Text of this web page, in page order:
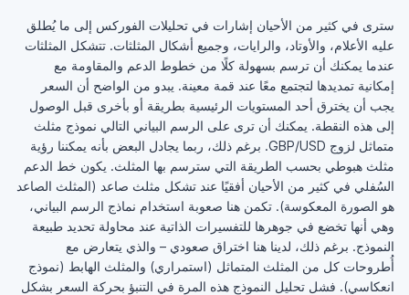
سترى في كثير من الأحيان إشارات في تحليلات الفوركس إلى ما يُطلق
عليه الأعلام، والأوتاد، والرايات، وجميع أشكال المثلثات. تتشكل المثلثات
عندما يمكنك أن ترسم بسهولة كلًا من خطوط الدعم والمقاومة مع
إمكانية تمديدها لتجتمع معًا عند قمة معينة. يبدو من الواضح أن السعر
يجب أن يخترق أحد المستويات الرئيسية بطريقة أو بأخرى قبل الوصول
إلى هذه النقطة. يمكنك أن ترى على الرسم البياني التالي نموذج مثلث
متماثل لزوج GBP/USD. برغم ذلك، ربما يجادل البعض بأنه يمكننا رؤية
مثلث هبوطي بحسب الطريقة التي سترسم بها المثلث. يكون خط الدعم
السُفلي في كثير من الأحيان أفقيًا عند تشكل مثلث صاعد (المثلث الصاعد
هو الصورة المعكوسة). تكمن هنا صعوبة استخدام نماذج الرسم البياني،
وهي أنها تخضع في جوهرها للتفسيرات الذاتية عند محاولة تحديد طبيعة
النموذج. برغم ذلك، لدينا هنا اختراق صعودي – والذي يتعارض مع
أُطروحات كل من المثلث المتماثل (استمراري) والمثلث الهابط (نموذج
انعكاسي). فشل تحليل النموذج هذه المرة في التنبؤ بحركة السعر بشكل